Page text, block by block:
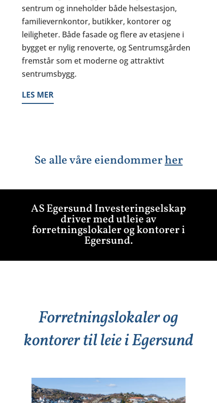
sentrum og inneholder både helsestasjon,
familievernkontor, butikker, kontorer og
leiligheter. Både fasade og flere av etasjene i
bygget er nylig renoverte, og Sentrumsgården
fremstår som et moderne og attraktivt
sentrumsbygg.
LES MER
Se alle våre eiendommerher
AS Egersund Investeringselskap
driver med utleie av
forretningslokaler og kontorer i
Egersund.
Forretningslokaler og
kontorer til leie i Egersund